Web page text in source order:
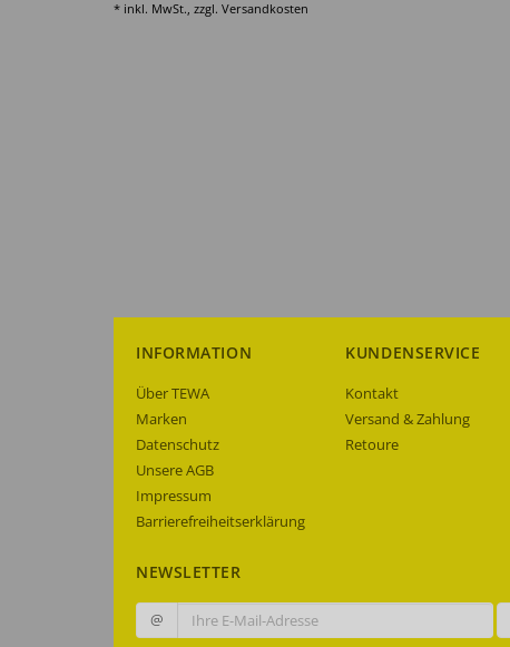
* inkl. MwSt., zzgl. Versandkosten
INFORMATION
Über TEWA
Marken
Datenschutz
Unsere AGB
Impressum
Barrierefreiheitserklärung
KUNDENSERVICE
Kontakt
Versand & Zahlung
Retoure
NEWSLETTER
@